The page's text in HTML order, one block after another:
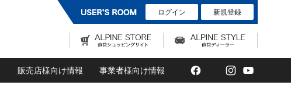
ログイン 新規登録
販売店様向け情報 事業者様向け情報 Facebook
TwitterInstagram